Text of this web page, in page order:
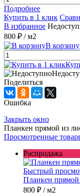
Подробнее
Купить в 1 клик
В избранное
800 ₽ / м2
В корзину
Поделиться
Ошибка
Закрыть окно
Планкен прямой из
Просмотренные
Распродажа
Быстрый
Планкен прямой
800 ₽ / м2